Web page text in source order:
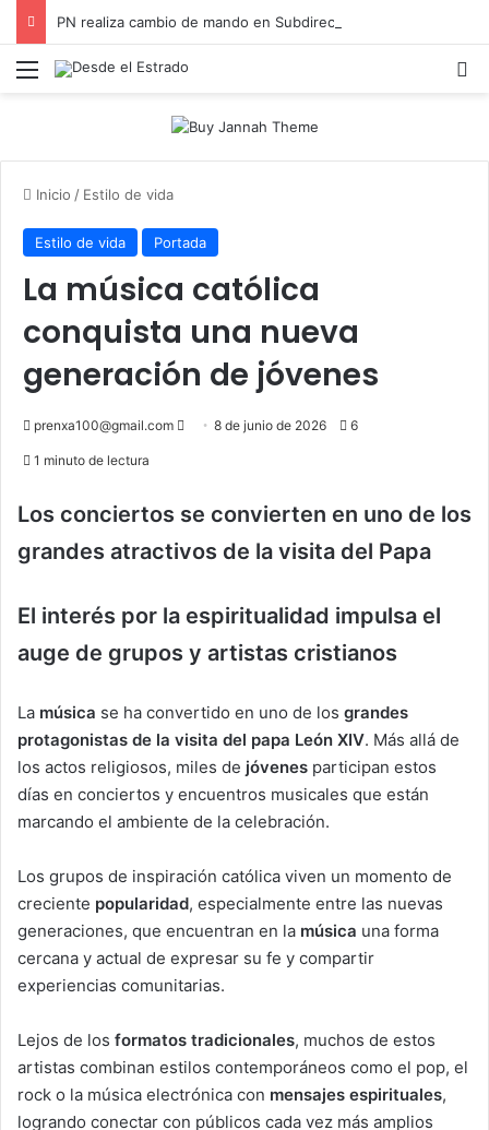
Menú
Inicio / Estilo de vida
Estilo de vida Portada
La música católica
conquista una nueva
generación de jóvenes
prenxa100@gmail.com
Send8 de junio de 2026 6
1 minuto de lectura
Los conciertos se convierten en uno de los
grandes atractivos de la visita del Papa
El interés por la espiritualidad impulsa el
auge de grupos y artistas cristianos
La música se ha convertido en uno de los grandes
protagonistas de la visita del papa León XIV. Más allá de
los actos religiosos, miles de jóvenes participan estos
días en conciertos y encuentros musicales que están
marcando el ambiente de la celebración.
Los grupos de inspiración católica viven un momento de
creciente popularidad, especialmente entre las nuevas
generaciones, que encuentran en la música una forma
cercana y actual de expresar su fe y compartir
experiencias comunitarias.
Lejos de los formatos tradicionales, muchos de estos
artistas combinan estilos contemporáneos como el pop, el
rock o la música electrónica con mensajes espirituales,
logrando conectar con públicos cada vez más amplios